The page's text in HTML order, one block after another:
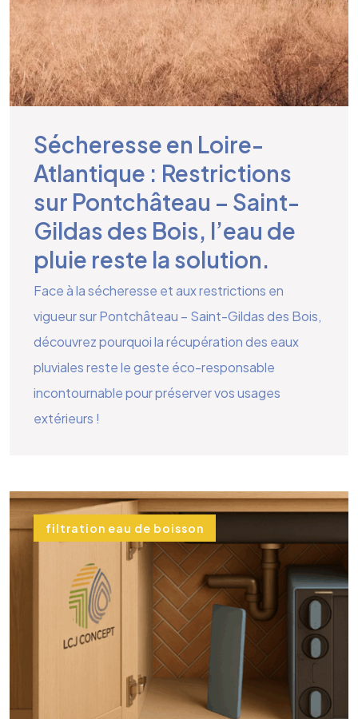
Sécheresse en Loire-
Atlantique : Restrictions
sur Pontchâteau – Saint-
Gildas des Bois, l’eau de
pluie reste la solution.
Face à la sécheresse et aux restrictions en
vigueur sur Pontchâteau – Saint-Gildas des Bois,
découvrez pourquoi la récupération des eaux
pluviales reste le geste éco-responsable
incontournable pour préserver vos usages
extérieurs !
filtration eau de boisson